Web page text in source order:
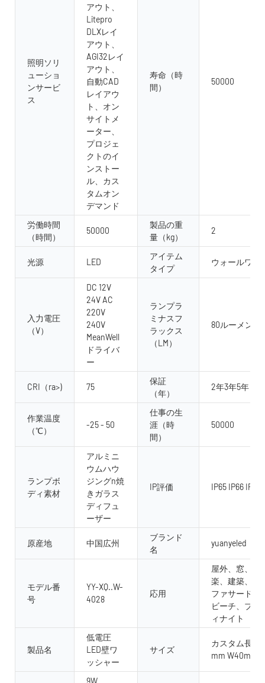
照明ソリ
ューショ
ンサービ
ス
アウト、
Litepro
DLXレイ
アウト、
AGI32レイ
アウト、
自動CAD
レイアウ
ト、オン
サイトメ
ーター、
プロジェ
クトのイ
ンストー
ル、カス
タムオン
デマンド
寿命（時
間）
50000
労働時間
（時間）
50000
製品の重
量（kg）
2
光源 LED
アイテム
タイプ
ウォールワッ
入力電圧
（V）
DC 12V
24V AC
220V
240V
MeanWell
ドライバ
ー
ランプラ
ミナスフ
ラックス
（LM）
80ルーメン /w
CRI（ra>) 75
保証
（年）
2年3年5年
作業温度
（℃）
-25 - 50
仕事の生
涯（時
間）
50000
ランプボ
ディ素材
アルミニ
ウムハウ
ジングn焼
きガラス
ディフュ
ーザー
IP評価 IP65 IP66 IP67
原産地 中国広州
ブランド
名
yuanyeled
モデル番
号
YY-XQ..W-
4028
応用
屋外、窓、風
楽、建築、屋
ファサード、
ビーチ、ブリ
ィナイト
製品名
低電圧
LED壁ワ
ッシャー
サイズ
カスタム長
mm W40mm
9W、